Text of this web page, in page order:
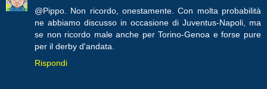
@Pippo. Non ricordo, onestamente. Con molta probabilità
ne abbiamo discusso in occasione di Juventus-Napoli, ma
se non ricordo male anche per Torino-Genoa e forse pure
per il derby d'andata.
Rispondi